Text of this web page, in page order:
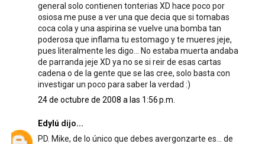
general solo contienen tonterias XD hace poco por
osiosa me puse a ver una que decia que si tomabas
coca cola y una aspirina se vuelve una bomba tan
poderosa que inflama tu estomago y te mueres jeje,
pues literalmente les digo... No estaba muerta andaba
de parranda jeje XD ya no se si reir de esas cartas
cadena o de la gente que se las cree, solo basta con
investigar un poco para saber la verdad :)
24 de octubre de 2008 a las 1:56 p.m.
Edylú dijo...
PD. Mike, de lo único que debes avergonzarte es... de